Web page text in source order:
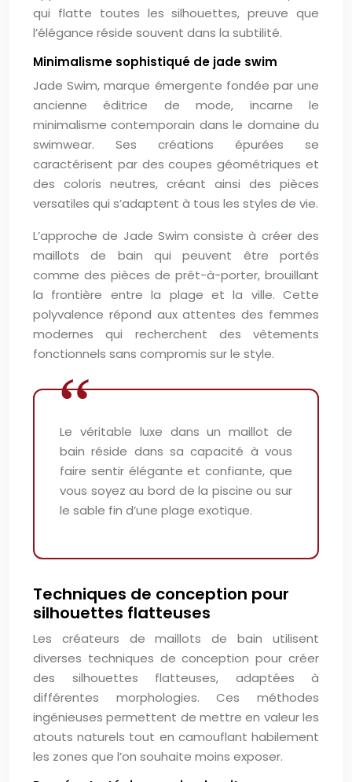
qui flatte toutes les silhouettes, preuve que
l’élégance réside souvent dans la subtilité.
Minimalisme sophistiqué de jade swim
Jade Swim, marque émergente fondée par une
ancienne éditrice de mode, incarne le
minimalisme contemporain dans le domaine du
swimwear. Ses créations épurées se
caractérisent par des coupes géométriques et
des coloris neutres, créant ainsi des pièces
versatiles qui s’adaptent à tous les styles de vie.
L’approche de Jade Swim consiste à créer des
maillots de bain qui peuvent être portés
comme des pièces de prêt-à-porter, brouillant
la frontière entre la plage et la ville. Cette
polyvalence répond aux attentes des femmes
modernes qui recherchent des vêtements
fonctionnels sans compromis sur le style.
Le véritable luxe dans un maillot de
bain réside dans sa capacité à vous
faire sentir élégante et confiante, que
vous soyez au bord de la piscine ou sur
le sable fin d’une plage exotique.
Techniques de conception pour
silhouettes flatteuses
Les créateurs de maillots de bain utilisent
diverses techniques de conception pour créer
des silhouettes flatteuses, adaptées à
différentes morphologies. Ces méthodes
ingénieuses permettent de mettre en valeur les
atouts naturels tout en camouflant habilement
les zones que l’on souhaite moins exposer.